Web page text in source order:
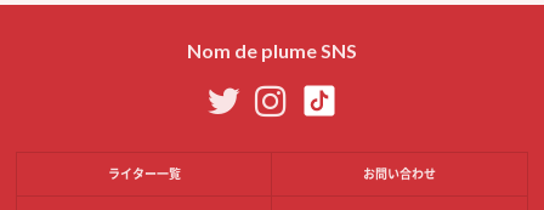
Nom de plume SNS
ライター一覧 お問い合わせ